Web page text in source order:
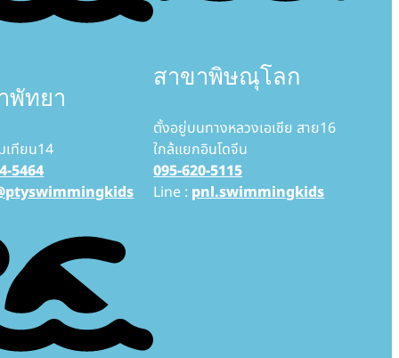
พัทยา
เทียน14
5464
สาขาพิษณุโลก
ตั้งอยู่บนทางหลวงเอเชีย สาย16
ใกล้แยกอินโดจีน
095-620-5115
Line : pnl.swimmingkids